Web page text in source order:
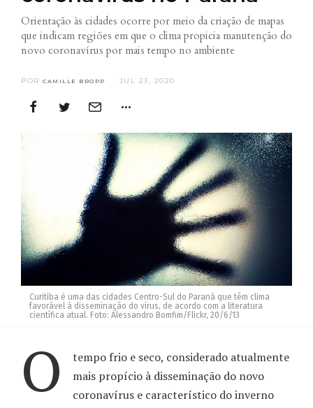
Orientação às cidades ocorre por meio da criação de mapas
que indicam regiões em que o clima propicia manutenção do
novo coronavírus por mais tempo no ambiente
POR CAMILLE BROPP JUL 23, 2020
Curitiba é uma das cidades Centro-Sul do Paraná que têm clima
favorável à disseminação do vírus, de acordo com a literatura
científica atual. Foto: Alessandro Bomfim/Flickr, 20/6/13
O
tempo frio e seco, considerado atualmente
mais propício à disseminação do novo
coronavírus e característico do inverno